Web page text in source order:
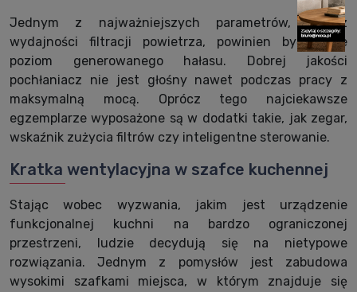
Jednym z najważniejszych parametrów, oprócz
wydajności filtracji powietrza, powinien być także
poziom generowanego hałasu. Dobrej jakości
pochłaniacz nie jest głośny nawet podczas pracy z
maksymalną mocą. Oprócz tego najciekawsze
egzemplarze wyposażone są w dodatki takie, jak zegar,
wskaźnik zużycia filtrów czy inteligentne sterowanie.
Kratka wentylacyjna w szafce kuchennej
Stając wobec wyzwania, jakim jest urządzenie
funkcjonalnej kuchni na bardzo ograniczonej
przestrzeni, ludzie decydują się na nietypowe
rozwiązania. Jednym z pomysłów jest zabudowa
wysokimi szafkami miejsca, w którym znajduje się